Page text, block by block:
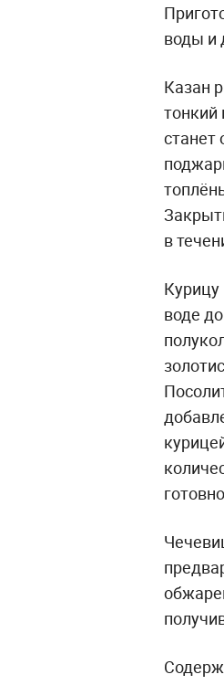
воды и
Казан
тонкий
станет
в
Курицу
воде